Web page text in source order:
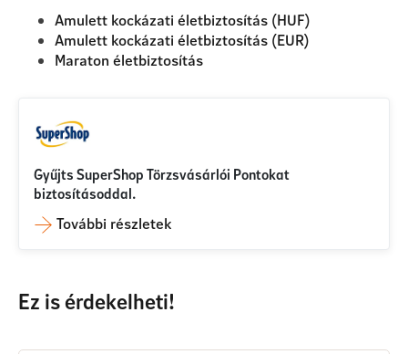
Amulett kockázati életbiztosítás (HUF)
Amulett kockázati életbiztosítás (EUR)
Maraton életbiztosítás
Gyűjts SuperShop Törzsvásárlói Pontokat
biztosításoddal.
További részletek
Ez is érdekelheti!